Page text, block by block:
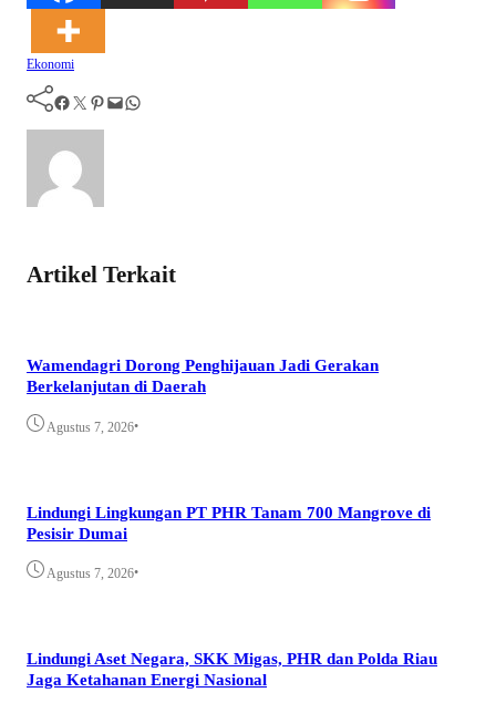
Ekonomi
Facebook Twitter Pinterest Mail WhatsApp
Artikel Terkait
Wamendagri Dorong Penghijauan Jadi Gerakan
Berkelanjutan di Daerah
Agustus 7, 2026•
Lindungi Lingkungan PT PHR Tanam 700 Mangrove di
Pesisir Dumai
Agustus 7, 2026•
Lindungi Aset Negara, SKK Migas, PHR dan Polda Riau
Jaga Ketahanan Energi Nasional